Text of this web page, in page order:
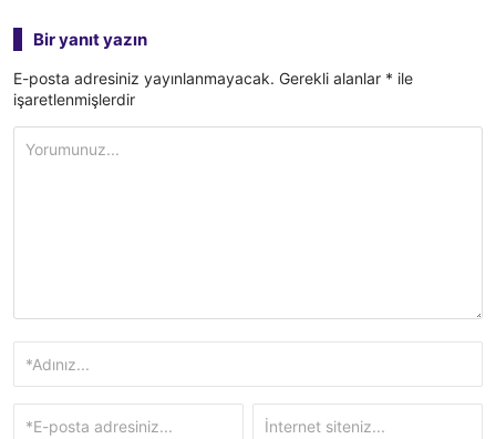
Bir yanıt yazın
E-posta adresiniz yayınlanmayacak. Gerekli alanlar * ile
işaretlenmişlerdir